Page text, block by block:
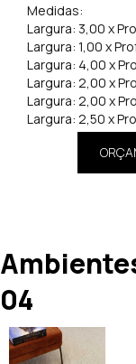
Medidas:
Largura: 3,00 x
Largura: 1,00 x
Largura: 4,00 x
Largura: 2,00 x
Largura: 2,00 x
Largura: 2,50 x
04